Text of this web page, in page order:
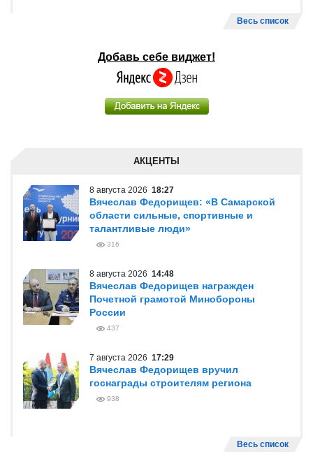
Весь список
Добавь себе виджет!
АКЦЕНТЫ
8 августа 2026 18:27
Вячеслав Федорищев: «В Самарской
области сильные, спортивные и
талантливые люди»
316
8 августа 2026 14:48
Вячеслав Федорищев награжден
Почетной грамотой Минобороны
России
437
7 августа 2026 17:29
Вячеслав Федорищев вручил
госнаграды строителям региона
938
Весь список